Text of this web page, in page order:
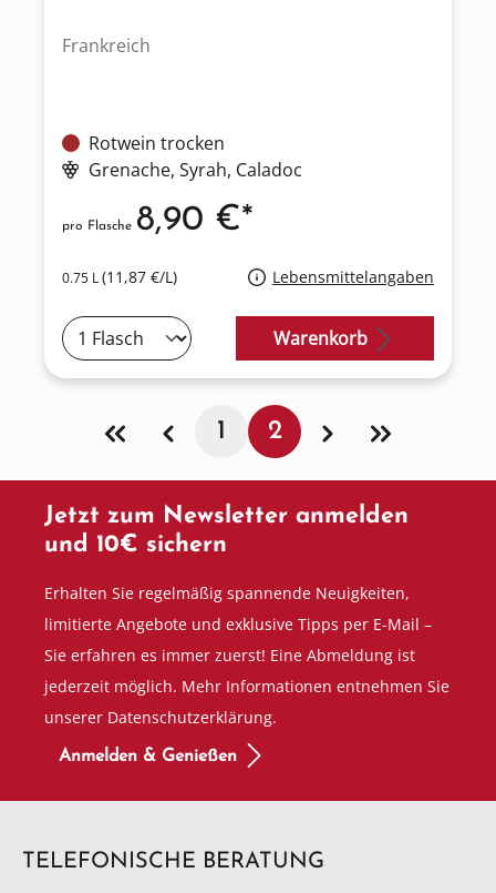
Frankreich
Rotwein trocken
Grenache, Syrah, Caladoc
0.75 L(11,87 €/L) Lebensmittelangaben
pro Flasche 8,90 €*
Warenkorb
Seite
1
Seite
2
Jetzt zum Newsletter anmelden
und 10€ sichern
Erhalten Sie regelmäßig spannende Neuigkeiten,
limitierte Angebote und exklusive Tipps per E-Mail –
Sie erfahren es immer zuerst! Eine Abmeldung ist
jederzeit möglich. Mehr Informationen entnehmen Sie
unserer Datenschutzerklärung.
Anmelden & Genießen
TELEFONISCHE BERATUNG